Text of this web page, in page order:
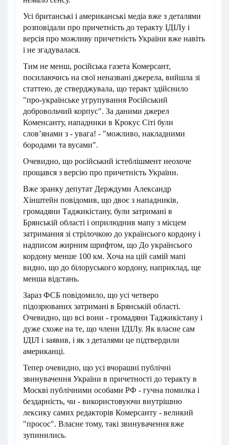
Усі британські і американські медіа вже з деталями
розповідали про причетність до теракту ІДІЛу і
версія про можливу причетність України вже навіть
і не згадувалася.
Тим не менш, російська газета Комерсант,
посилаючись на свої неназвані джерела, вийшла зі
статтею, де стверджувала, що теракт здійснило
"про-українське угрупування Російський
добровольчий корпус". За даними джерел
Коменсанту, нападники в Крокус Сіті були
словʼянами з - увага! - "можливо, накладними
бородами та вусами".
Очевидно, що російський істеблішмент неохоче
прощався з версію про причетність України.
Вже зранку депутат Держдуми Александр
Хінштейн повідомив, що двоє з нападників,
громадяни Таджикістану, були затримані в
Брянській області і оприлюднив мапу з місцем
затримання зі стрілочкою до українсього кордону і
надписом жирним шрифтом, що До українсього
кордону менше 100 км. Хоча на цій самій мапі
видно, що до білоруського кордону, наприклад, ще
менша відстань.
Зараз ФСБ повідомило, що усі четверо
підозрюваних затримані в Брянській області.
Очевидно, що всі вони - громадяни Таджикістану і
дуже схоже на те, що члени ІДІЛу. Як власне сам
ІДІЛ і заявив, і як з деталями це підтвердили
американці.
Тепер очевидно, що усі вчорашні публічні
звинувачення України в причетності до теракту в
Москві публічними особами РФ - гучна помилка і
бездарність, чи - використовуючи внутрішню
лексику самих редакторів Комерсанту - великий
"просос". Власне тому, такі звинувачення вже
зупинились.